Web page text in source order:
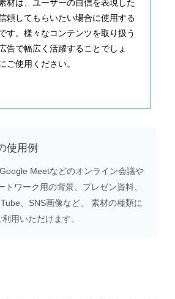
材は、ユーザーの自信を表現した
頼してもらいたい場合に使用する
す。様々なコンテンツを取り扱う
告で幅広く活躍することでしょ
ご使用ください。
使用例
Meetなどのオンライン会議や
トワーク用の背景、プレゼン資料、
、SNS画像など、 素材の種類に
用いただけます。